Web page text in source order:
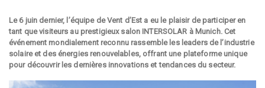
Le 6 juin dernier, l’équipe de Vent d’Est a eu le plaisir de participer en
tant que visiteurs au prestigieux salon INTERSOLAR à Munich. Cet
événement mondialement reconnu rassemble les leaders de l’industrie
solaire et des énergies renouvelables, offrant une plateforme unique
pour découvrir les dernières innovations et tendances du secteur.